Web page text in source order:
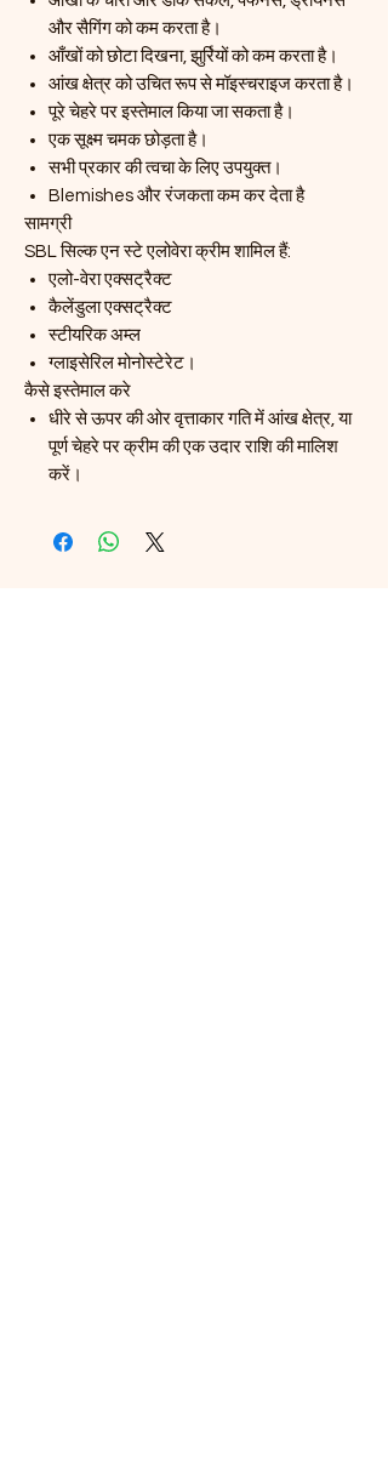
और सैगिंग को कम करता है।
आँखों को छोटा दिखना, झुर्रियों को कम करता है।
आंख क्षेत्र को उचित रूप से मॉइस्चराइज करता है।
पूरे चेहरे पर इस्तेमाल किया जा सकता है।
एक सूक्ष्म चमक छोड़ता है।
सभी प्रकार की त्वचा के लिए उपयुक्त।
Blemishes और रंजकता कम कर देता है
सामग्री
SBL सिल्क एन स्टे एलोवेरा क्रीम शामिल हैं:
एलो-वेरा एक्सट्रैक्ट
कैलेंडुला एक्सट्रैक्ट
स्टीयरिक अम्ल
ग्लाइसेरिल मोनोस्टेरेट।
कैसे इस्तेमाल करे
धीरे से ऊपर की ओर वृत्ताकार गति में आंख क्षेत्र, या
पूर्ण चेहरे पर क्रीम की एक उदार राशि की मालिश
करें।